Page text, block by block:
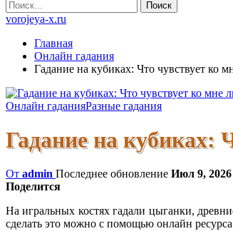
vorojeya-x.ru
Главная
Онлайн гадания
Гадание на кубиках: Что чувствует ко
Онлайн гаданияРазные гадания
Гадание на кубиках:
От admin Последнее обновление Июл 9, 2026
Поделится
На игральных костях гадали цыганки,
сделать это можно с помощью онлайн